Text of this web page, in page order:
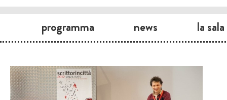
programma news la sala